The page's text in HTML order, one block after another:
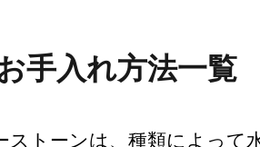
手入れ方法一覧
ストーンは、種類によって